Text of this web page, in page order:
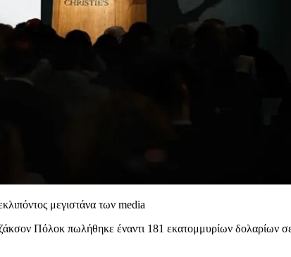
μεγιστάνα των media
Πόλοκ πωλήθηκε έναντι 181 εκατομμυρίων δολαρίων